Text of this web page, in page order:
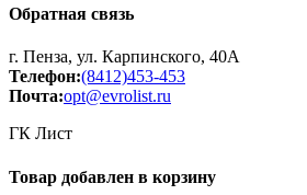
Обратная связь
г. Пенза, ул. Карпинского, 40А
Телефон:(8412)453-453
Почта:opt@evrolist.ru
ГК Лист
Товар добавлен в корзину